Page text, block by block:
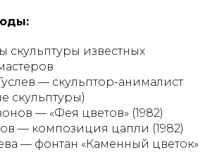
скульптуры известных
— скульптор-анималист
скульптуры)
— «Фея цветов» (1982)
— композиция цапли (1982)
— фонтан «Каменный цветок»